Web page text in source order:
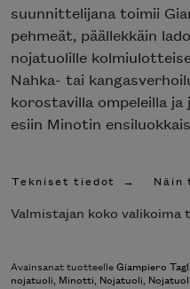
suunnittelijana toimii
pehmeät, päällekkäin
nojatuolille
Nahka- tai
korostavilla ompeleilla
esiin Minotin
Tekniset tiedot Näin
Valmistajan koko valikoima
Avainsanat tuotteelleGiampiero
nojatuoli, Minotti, Nojatuoli,